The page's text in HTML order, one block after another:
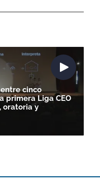
cinco
primera Liga CEO
oratoria y